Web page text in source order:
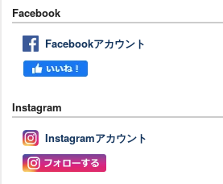
Facebook
Facebookアカウント
Instagram
Instagramアカウント